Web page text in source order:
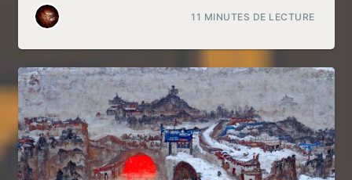
11 MINUTES DE LECTURE